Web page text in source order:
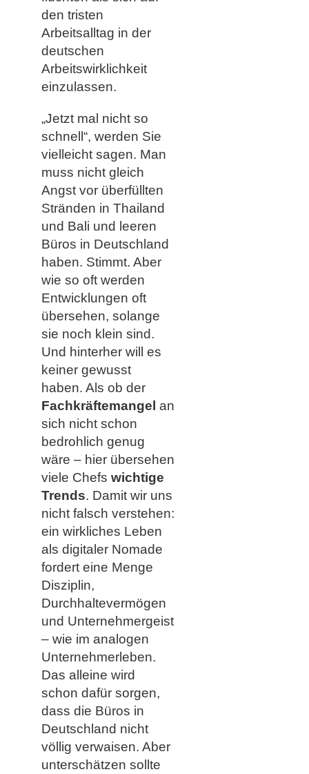
den tristen
Arbeitsalltag in der
deutschen
Arbeitswirklichkeit
einzulassen.
„Jetzt mal nicht so
schnell“, werden Sie
vielleicht sagen. Man
muss nicht gleich
Angst vor überfüllten
Stränden in Thailand
und Bali und leeren
Büros in Deutschland
haben. Stimmt. Aber
wie so oft werden
Entwicklungen oft
übersehen, solange
sie noch klein sind.
Und hinterher will es
keiner gewusst
haben. Als ob der
Fachkräftemangel an
sich nicht schon
bedrohlich genug
wäre – hier übersehen
viele Chefs wichtige
Trends. Damit wir uns
nicht falsch verstehen:
ein wirkliches Leben
als digitaler Nomade
fordert eine Menge
Disziplin,
Durchhaltevermögen
und Unternehmergeist
– wie im analogen
Unternehmerleben.
Das alleine wird
schon dafür sorgen,
dass die Büros in
Deutschland nicht
völlig verwaisen. Aber
unterschätzen sollte